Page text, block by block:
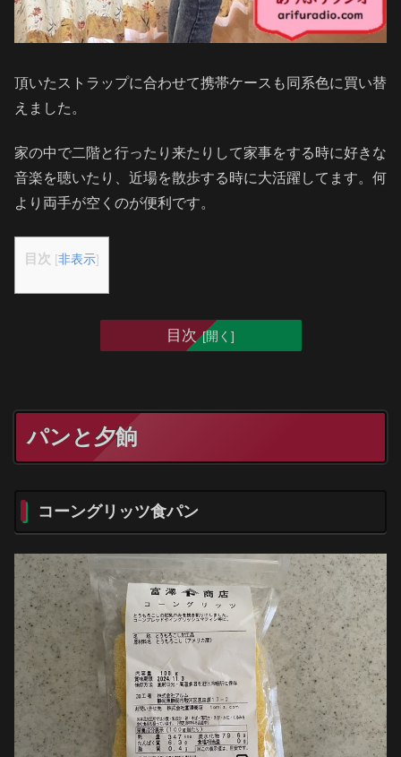
頂いたストラップに合わせて携帯ケースも同系色に買い替
えました。
家の中で二階と行ったり来たりして家事をする時に好きな
音楽を聴いたり、近場を散歩する時に大活躍してます。何
より両手が空くのが便利です。
目次 [非表示]
目次
パンと夕餉
コーングリッツ食パン